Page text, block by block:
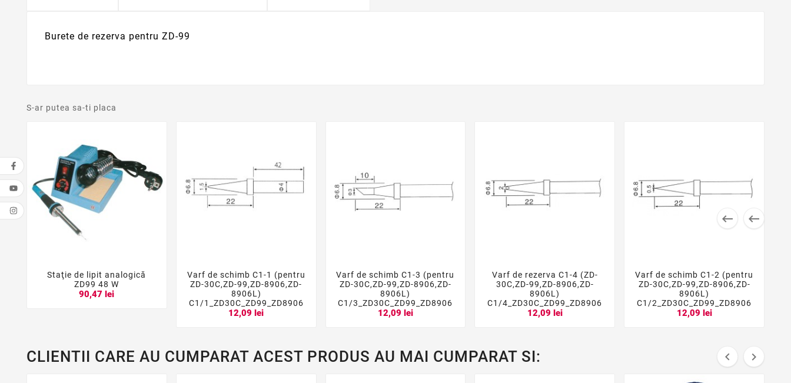
Burete de rezerva pentru ZD-99
S-ar putea sa-ti placa
 
  
Staţie de lipit analogică
ZD99 48 W
90,47 lei
  
Varf de schimb C1-1 (pentru
ZD-30C,ZD-99,ZD-8906,ZD-
8906L)
C1/1_ZD30C_ZD99_ZD8906
12,09 lei
  
Varf de schimb C1-3 (pentru
ZD-30C,ZD-99,ZD-8906,ZD-
8906L)
C1/3_ZD30C_ZD99_ZD8906
12,09 lei
  
Varf de rezerva C1-4 (ZD-
30C,ZD-99,ZD-8906,ZD-
8906L)
C1/4_ZD30C_ZD99_ZD8906
12,09 lei
  
Varf de schimb C1-2 (pentru
ZD-30C,ZD-99,ZD-8906,ZD-
8906L)
C1/2_ZD30C_ZD99_ZD8906
12,09 lei
CLIENTII CARE AU CUMPARAT ACEST PRODUS AU MAI CUMPARAT SI:  